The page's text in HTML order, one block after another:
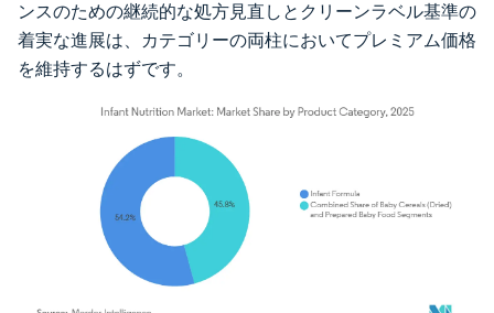
ンスのための継続的な処方見直しとクリーンラベル基準の
着実な進展は、カテゴリーの両柱においてプレミアム価格
を維持するはずです。